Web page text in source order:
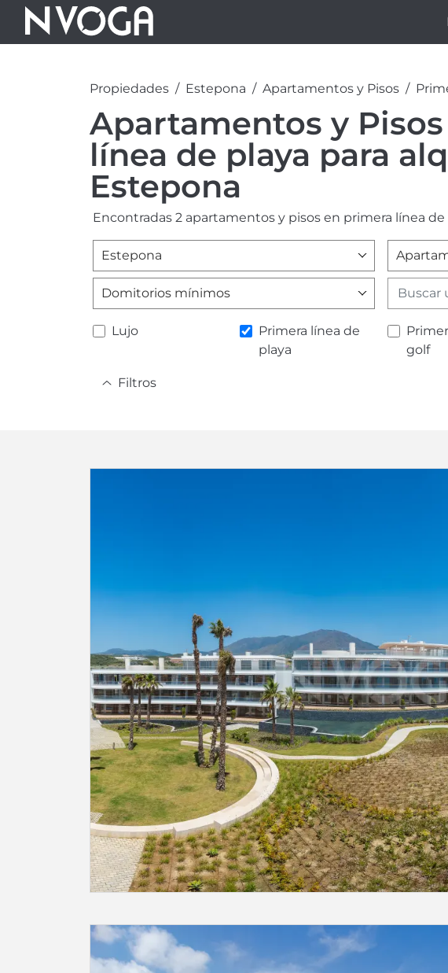
Propiedades Estepona Apartamentos y Pisos
Apartamentos y
línea de playa para
Estepona
Encontradas 2 apartamentos y pisos en primera línea
Estepona
Domitorios mínimos
Lujo
Primera línea de
playa
golf
Filtros